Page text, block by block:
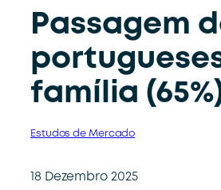
Passagem
família
Estudos de Mercado
18 Dezembro 2025